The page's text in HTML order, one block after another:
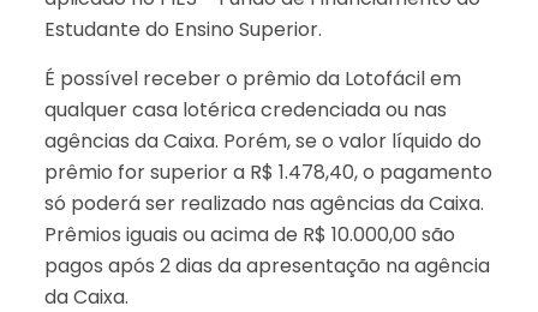
Estudante do Ensino Superior.
É possível receber o prêmio da Lotofácil em
qualquer casa lotérica credenciada ou nas
agências da Caixa. Porém, se o valor líquido do
prêmio for superior a R$ 1.478,40, o pagamento
só poderá ser realizado nas agências da Caixa.
Prêmios iguais ou acima de R$ 10.000,00 são
pagos após 2 dias da apresentação na agência
da Caixa.